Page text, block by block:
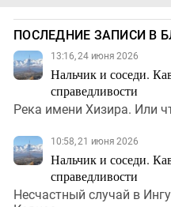
ПОСЛЕДНИЕ ЗАПИСИ В
13:16, 24 июня 2026
Нальчик и соседи.
справедливости
Река имени Хизира. Или
10:58, 21 июня 2026
Нальчик и соседи.
справедливости
Несчастный случай в